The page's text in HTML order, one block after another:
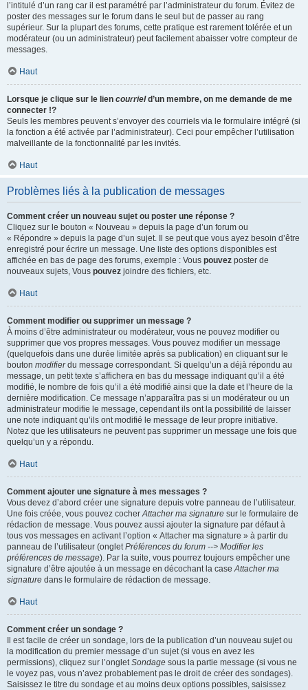
l’intitulé d’un rang car il est paramétré par l’administrateur du forum. Évitez de
poster des messages sur le forum dans le seul but de passer au rang
supérieur. Sur la plupart des forums, cette pratique est rarement tolérée et un
modérateur (ou un administrateur) peut facilement abaisser votre compteur de
messages.
Haut
Lorsque je clique sur le lien courrield’un membre, on me demande de me
connecter !?
Seuls les membres peuvent s’envoyer des courriels via le formulaire intégré (si
la fonction a été activée par l’administrateur). Ceci pour empêcher l’utilisation
malveillante de la fonctionnalité par les invités.
Haut
Problèmes liés à la publication de messages
Comment créer un nouveau sujet ou poster une réponse ?
Cliquez sur le bouton « Nouveau » depuis la page d’un forum ou
« Répondre » depuis la page d’un sujet. Il se peut que vous ayez besoin d’être
enregistré pour écrire un message. Une liste des options disponibles est
affichée en bas de page des forums, exemple : Vous pouvez poster de
nouveaux sujets, Vous pouvez joindre des fichiers, etc.
Haut
Comment modifier ou supprimer un message ?
À moins d’être administrateur ou modérateur, vous ne pouvez modifier ou
supprimer que vos propres messages. Vous pouvez modifier un message
(quelquefois dans une durée limitée après sa publication) en cliquant sur le
bouton modifierdu message correspondant. Si quelqu’un a déjà répondu au
message, un petit texte s’affichera en bas du message indiquant qu’il a été
modifié, le nombre de fois qu’il a été modifié ainsi que la date et l’heure de la
dernière modification. Ce message n’apparaîtra pas si un modérateur ou un
administrateur modifie le message, cependant ils ont la possibilité de laisser
une note indiquant qu’ils ont modifié le message de leur propre initiative.
Notez que les utilisateurs ne peuvent pas supprimer un message une fois que
quelqu’un y a répondu.
Haut
Comment ajouter une signature à mes messages ?
Vous devez d’abord créer une signature depuis votre panneau de l’utilisateur.
Une fois créée, vous pouvez cocherAttacher ma signature sur le formulaire de
rédaction de message. Vous pouvez aussi ajouter la signature par défaut à
tous vos messages en activant l’option « Attacher ma signature » à partir du
panneau de l’utilisateur (ongletPréférences du forum --> Modifier les
préférences de message). Par la suite, vous pourrez toujours empêcher une
signature d’être ajoutée à un message en décochant la caseAttacher ma
signature dans le formulaire de rédaction de message.
Haut
Comment créer un sondage ?
Il est facile de créer un sondage, lors de la publication d’un nouveau sujet ou
la modification du premier message d’un sujet (si vous en avez les
permissions), cliquez sur l’ongletSondage sous la partie message (si vous ne
le voyez pas, vous n’avez probablement pas le droit de créer des sondages).
Saisissez le titre du sondage et au moins deux options possibles, saisissez